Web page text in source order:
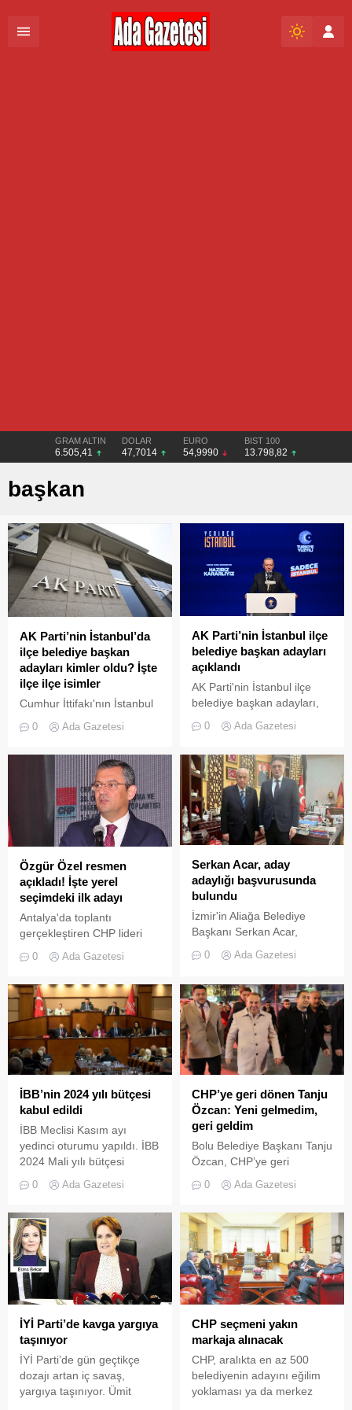
GRAM ALTIN
6.505,41
DOLAR
47,7014
EURO
54,9990
BIST 100
13.798,82
başkan
AK Parti’nin İstanbul’da
ilçe belediye başkan
adayları kimler oldu? İşte
ilçe ilçe isimler
Cumhur İttifakı'nın İstanbul
adayları belli oldu. Bu
ilçede hangi siyasetçinin
aday gösterildiği merak
konusu oldu. Peki, AK
Parti'nin İstanbul'da ilçe
belediye başkan adayları
kimler oldu?
0 Ada Gazetesi
AK Parti’nin İstanbul ilçe
belediye başkan adayları
açıklandı
AK Parti'nin İstanbul ilçe
belediye başkan adayları,
Haliç Kongre Merkezi'nde
düzenlenen toplantıda
tarafından açıklandı.
0 Ada Gazetesi
Özgür Özel resmen
açıkladı! İşte yerel
seçimdeki ilk adayı
Antalya'da toplantı
gerçekleştiren CHP lideri
için ilk adayını açıkladı.
'Şükrü başkanım, genel
başkanlığımın ilk adaylık
ilanıdır. Kabul buyurunuz'
ifadelerini kullandı.
0 Ada Gazetesi
Serkan Acar, aday
adaylığı başvurusunda
bulundu
İzmir'in Aliağa Belediye
Başkanı Serkan Acar,
için MHP Genel Merkezinde
bulundu. Başkan Acar, MHP
Genel Başkanı Devlet
Bahçeli'yi de makamında
ziyaret etti.
0 Ada Gazetesi
İBB’nin 2024 yılı bütçesi
kabul edildi
İBB Meclisi Kasım ayı
yedinci oturumu yapıldı. İBB
2024 Mali yılı bütçesi
çokluğu ile kabul edildi.
0 Ada Gazetesi
CHP’ye geri dönen Tanju
Özcan: Yeni gelmedim,
geri geldim
Bolu Belediye Başkanı Tanju
Özcan, CHP’ye geri
Ankara dönüşünde partililer
önünde coşkuyla karşılandı.
CHP’den belediye
başkanlığı için aday adaylığı
başvurusu yapan Özcan,
"Hep birlikte çalışacağız.
Bugünden itibaren seçimin
startını veriyoruz. Bolu
merkezde bir Türkiye rekoru
kıracağız” dedi.
0 Ada Gazetesi
İYİ Parti’de kavga yargıya
taşınıyor
İYİ Parti’de gün geçtikçe
dozajı artan iç savaş,
yargıya taşınıyor. Ümit
CHP seçmeni yakın
markaja alınacak
CHP, aralıkta en az 500
belediyenin adayını eğilim
yoklaması ya da merkez